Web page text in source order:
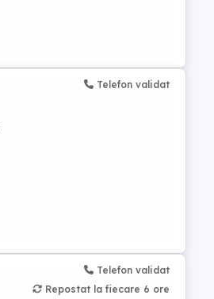
Telefon validat
Telefon validat
Repostat la fiecare 6 ore